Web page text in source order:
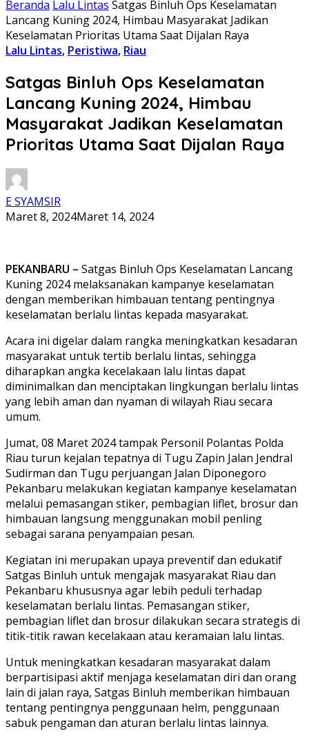
Beranda Lalu Lintas Satgas Binluh Ops Keselamatan
Lancang Kuning 2024, Himbau Masyarakat Jadikan
Keselamatan Prioritas Utama Saat Dijalan Raya
Lalu Lintas, Peristiwa, Riau
Satgas Binluh Ops Keselamatan
Lancang Kuning 2024, Himbau
Masyarakat Jadikan Keselamatan
Prioritas Utama Saat Dijalan Raya
E SYAMSIR
Maret 8, 2024Maret 14, 2024
PEKANBARU – Satgas Binluh Ops Keselamatan Lancang
Kuning 2024 melaksanakan kampanye keselamatan
dengan memberikan himbauan tentang pentingnya
keselamatan berlalu lintas kepada masyarakat.
Acara ini digelar dalam rangka meningkatkan kesadaran
masyarakat untuk tertib berlalu lintas, sehingga
diharapkan angka kecelakaan lalu lintas dapat
diminimalkan dan menciptakan lingkungan berlalu lintas
yang lebih aman dan nyaman di wilayah Riau secara
umum.
Jumat, 08 Maret 2024 tampak Personil Polantas Polda
Riau turun kejalan tepatnya di Tugu Zapin Jalan Jendral
Sudirman dan Tugu perjuangan Jalan Diponegoro
Pekanbaru melakukan kegiatan kampanye keselamatan
melalui pemasangan stiker, pembagian liflet, brosur dan
himbauan langsung menggunakan mobil penling
sebagai sarana penyampaian pesan.
Kegiatan ini merupakan upaya preventif dan edukatif
Satgas Binluh untuk mengajak masyarakat Riau dan
Pekanbaru khususnya agar lebih peduli terhadap
keselamatan berlalu lintas. Pemasangan stiker,
pembagian liflet dan brosur dilakukan secara strategis di
titik-titik rawan kecelakaan atau keramaian lalu lintas.
Untuk meningkatkan kesadaran masyarakat dalam
berpartisipasi aktif menjaga keselamatan diri dan orang
lain di jalan raya, Satgas Binluh memberikan himbauan
tentang pentingnya penggunaan helm, penggunaan
sabuk pengaman dan aturan berlalu lintas lainnya.